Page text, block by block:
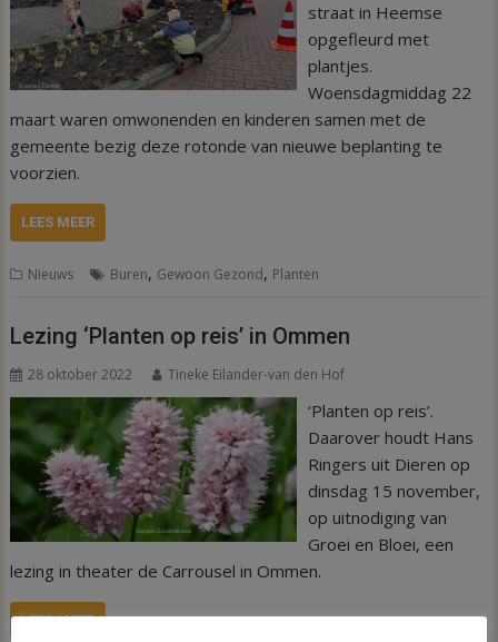
straat in Heemse
opgefleurd met
plantjes.
Woensdagmiddag 22
maart waren omwonenden en kinderen samen met de
gemeente bezig deze rotonde van nieuwe beplanting te
voorzien.
LEES MEER
Nieuws Buren, Gewoon Gezond, Planten
Lezing ‘Planten op reis’ in Ommen
28 oktober 2022 Tineke Eilander-van den Hof
‘Planten op reis’.
Daarover houdt Hans
Ringers uit Dieren op
dinsdag 15 november,
op uitnodiging van
Groei en Bloei, een
lezing in theater de Carrousel in Ommen.
LEES MEER